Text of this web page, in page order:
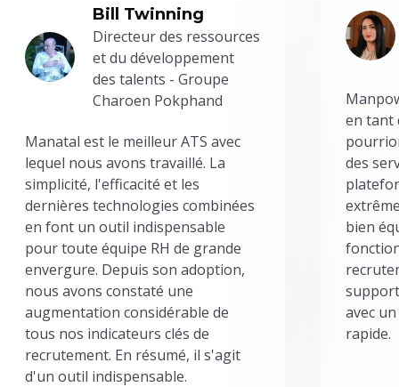
Bill Twinning
Directeur des ressources
et du développement
des talents - Groupe
Charoen Pokphand
Manatal est le meilleur ATS avec
lequel nous avons travaillé. La
simplicité, l'efficacité et les
dernières technologies combinées
en font un outil indispensable
pour toute équipe RH de grande
envergure. Depuis son adoption,
nous avons constaté une
augmentation considérable de
tous nos indicateurs clés de
recrutement. En résumé, il s'agit
d'un outil indispensable.
en tant
des
bien
avec
rapide.